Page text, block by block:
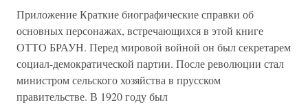
Приложение Краткие биографические справки об
основных персонажах, встречающихся в этой книге
ОТТО БРАУН. Перед мировой войной он был секретарем
социал-демократической партии. После революции стал
министром сельского хозяйства в прусском
правительстве. В 1920 году был